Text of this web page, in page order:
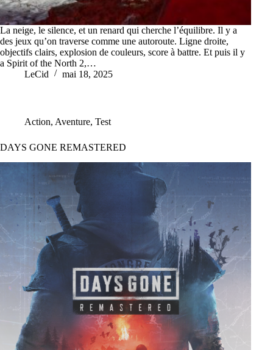
La neige, le silence, et un renard qui cherche l’équilibre. Il y a
des jeux qu’on traverse comme une autoroute. Ligne droite,
objectifs clairs, explosion de couleurs, score à battre. Et puis il y
a Spirit of the North 2,…
LeCid
mai 18, 2025
Action, Aventure, Test
DAYS GONE REMASTERED